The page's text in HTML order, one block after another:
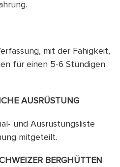
mit der Fähigkeit,
für einen 5-6 Stündigen
AUSRÜSTUNG
und Ausrüstungsliste
mitgeteilt.
BERGHÜTTEN